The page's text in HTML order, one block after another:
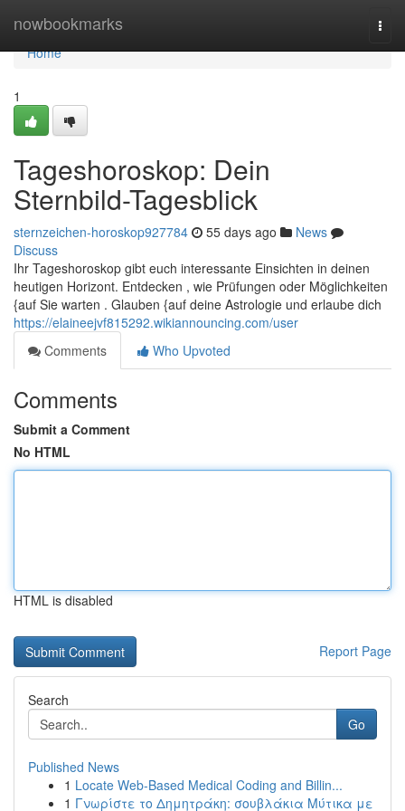
nowbookmarks
Home
Home
1
Tageshoroskop: Dein
Sternbild-Tagesblick
sternzeichen-horoskop927784 55 days ago
News
Discuss
Ihr Tageshoroskop gibt euch interessante Einsichten in deinen
heutigen Horizont. Entdecken , wie Prüfungen oder Möglichkeiten
{auf Sie warten . Glauben {auf deine Astrologie und erlaube dich
https://elaineejvf815292.wikiannouncing.com/user
Comments
Who Upvoted
Comments
Submit a Comment
No HTML
HTML is disabled
Report Page
Search
Go
Published News
1 Locate Web-Based Medical Coding and Billin...
1 Γνωρίστε το Δημητράκη: σουβλάκια Μύτικα με